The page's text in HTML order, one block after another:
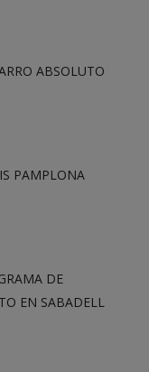
ABSOLUTO
PAMPLONA
DE
EN SABADELL